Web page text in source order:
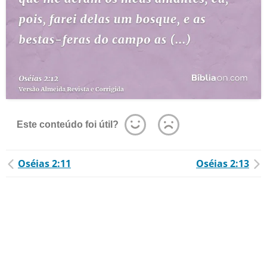
Este conteúdo foi útil?
Oséias 2:11 Oséias 2:13